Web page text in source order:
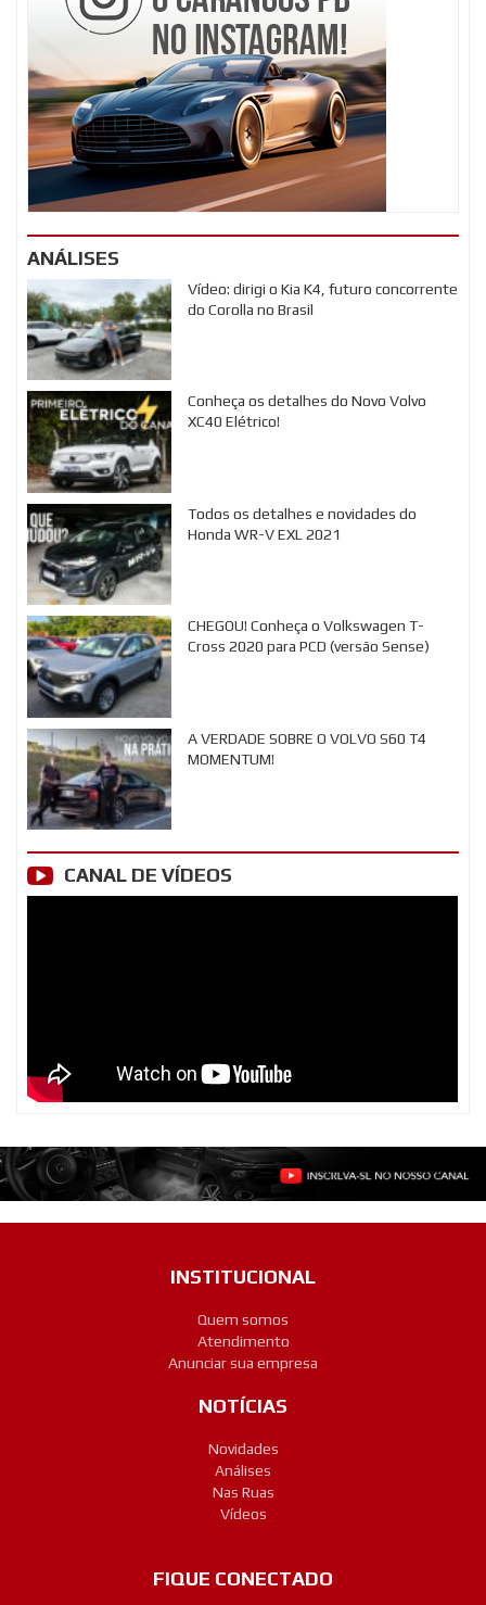
ANÁLISES
Vídeo: dirigi o Kia K4, futuro concorrente
do Corolla no Brasil
Conheça os detalhes do Novo Volvo
XC40 Elétrico!
Todos os detalhes e novidades do
Honda WR-V EXL 2021
CHEGOU! Conheça o Volkswagen T-
Cross 2020 para PCD (versão Sense)
A VERDADE SOBRE O VOLVO S60 T4
MOMENTUM!
CANAL DE VÍDEOS
INSTITUCIONAL
Quem somos
Atendimento
Anunciar sua empresa
NOTÍCIAS
Novidades
Análises
Nas Ruas
Vídeos
FIQUE CONECTADO